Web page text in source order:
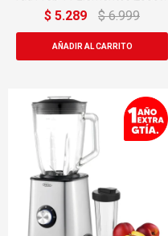
$ 5.289 $ 6.999